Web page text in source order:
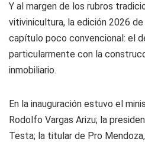
Y al margen de los rubros
vitivinicultura, la edición 2026 de
capítulo poco convencional: el
particularmente con la
inmobiliario.
En la inauguración estuvo el
Rodolfo Vargas Arizu; la
Testa; la titular de Pro